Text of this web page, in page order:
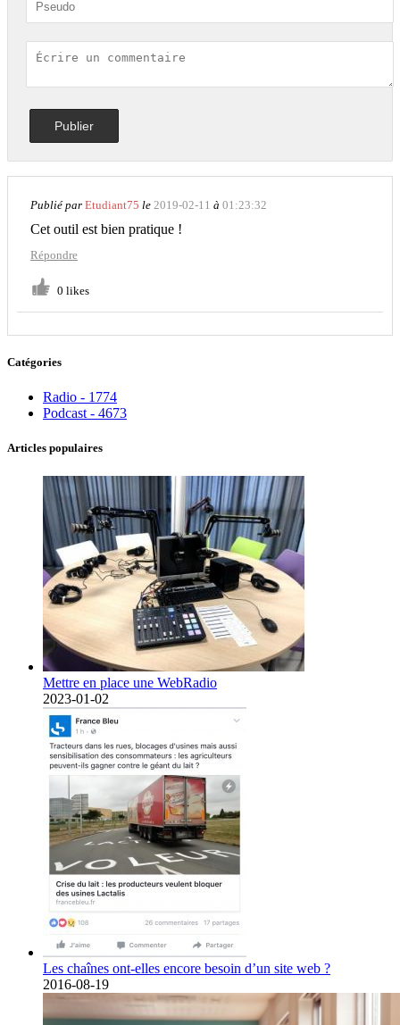
Publié par Etudiant75 le 2019-02-11 à 01:23:32
Cet outil est bien pratique !
Répondre
0 likes
Catégories
Radio - 1774
Podcast - 4673
Articles populaires
Mettre en place une WebRadio
2023-01-02
Les chaînes ont-elles encore besoin d’un site web ?
2016-08-19